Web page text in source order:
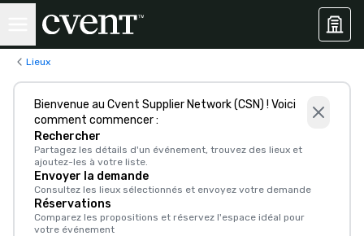
Lieux
Bienvenue au Cvent Supplier Network (CSN) ! Voici
comment commencer :
Rechercher
Partagez les détails d'un événement, trouvez des lieux et
ajoutez-les à votre liste.
Envoyer la demande
Consultez les lieux sélectionnés et envoyez votre demande
Réservations
Comparez les propositions et réservez l'espace idéal pour
votre événement